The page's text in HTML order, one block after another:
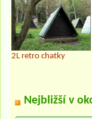
2L retro chatky
Nejbližší v